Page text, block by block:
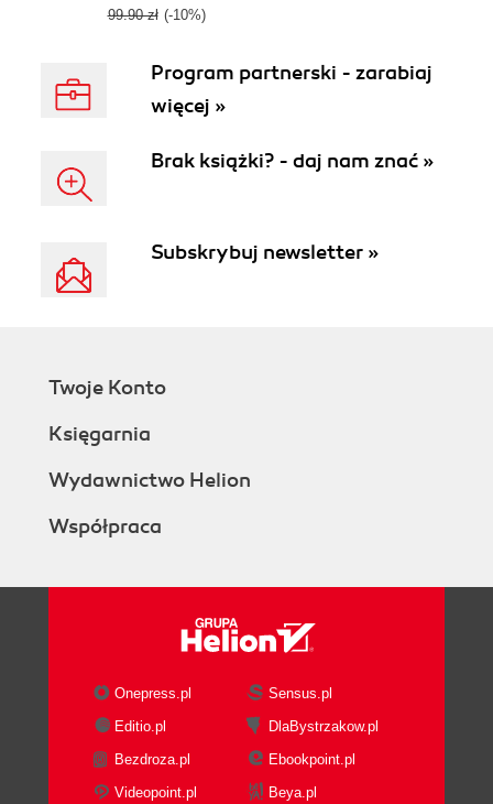
99.90 zł (-10%)
Program partnerski - zarabiaj
więcej »
Brak książki? - daj nam znać »
Subskrybuj newsletter »
Twoje Konto
Księgarnia
Wydawnictwo Helion
Współpraca
Onepress.pl
Sensus.pl
Editio.pl
DlaBystrzakow.pl
Bezdroza.pl
Ebookpoint.pl
Videopoint.pl
Beya.pl